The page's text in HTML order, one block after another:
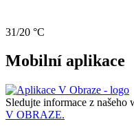
31/20 °C
Mobilní aplikace
Sledujte informace z našeho
V OBRAZE.